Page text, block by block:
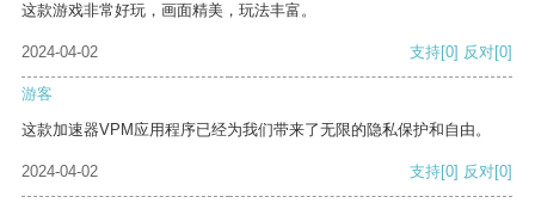
这款游戏非常好玩，画面精美，玩法丰富。
2024-04-02 支持[0] 反对[0]
游客
这款加速器VPM应用程序已经为我们带来了无限的隐私保护和自由。
2024-04-02 支持[0] 反对[0]